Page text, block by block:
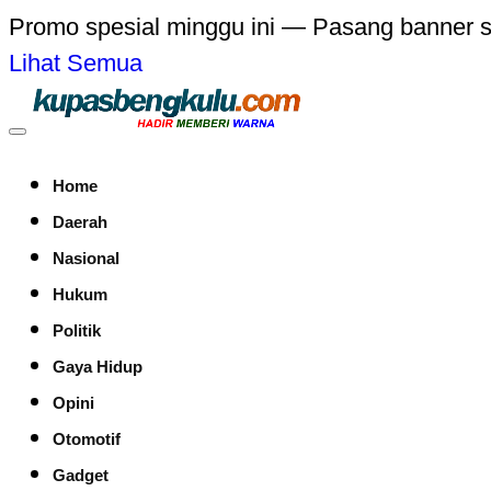
Promo spesial minggu ini — Pasang banner
Lihat Semua
Home
Daerah
Nasional
Hukum
Politik
Gaya Hidup
Opini
Otomotif
Gadget